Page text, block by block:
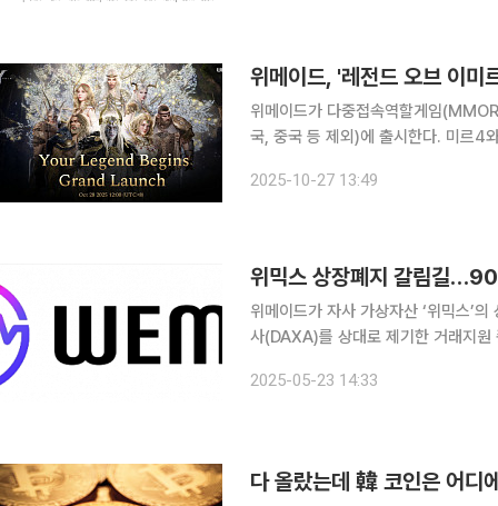
위메이드, '레전드 오브 이
위메이드가 다중접속역할게임
국, 중국 등 제외)에 출시한다. 미르4
에 빠진 세계에서 운명과 질서를 되찾
2025-10-27 13:49
위믹스 상장폐지 갈림길…90
위메이드가 자사 가상자산 ‘위믹스’
사(DAXA)를 상대로 제기한 거래지
소속 4개 거래소를 대상으로 심문기
2025-05-23 14:33
다 올랐는데 韓 코인은 어